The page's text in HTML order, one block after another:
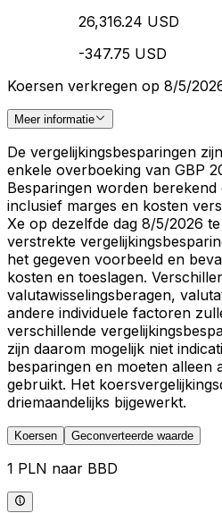
26,316.24 USD
-347.75 USD
Koersen verkregen op 8/5/
Meer informatie
De vergelijkingsbesparingen
enkele overboeking van GBP
Besparingen worden
inclusief marges en kosten
Xe op dezelfde dag 8/5/2026
verstrekte
het gegeven voorbeeld en
kosten en toeslagen.
valutawisselingsberagen,
andere individuele factoren
verschillende
zijn daarom mogelijk niet
besparingen en moeten alleen
gebruikt. Het
driemaandelijks bijgewerkt.
Koersen Geconverteerde waarde
1 PLN naar BBD